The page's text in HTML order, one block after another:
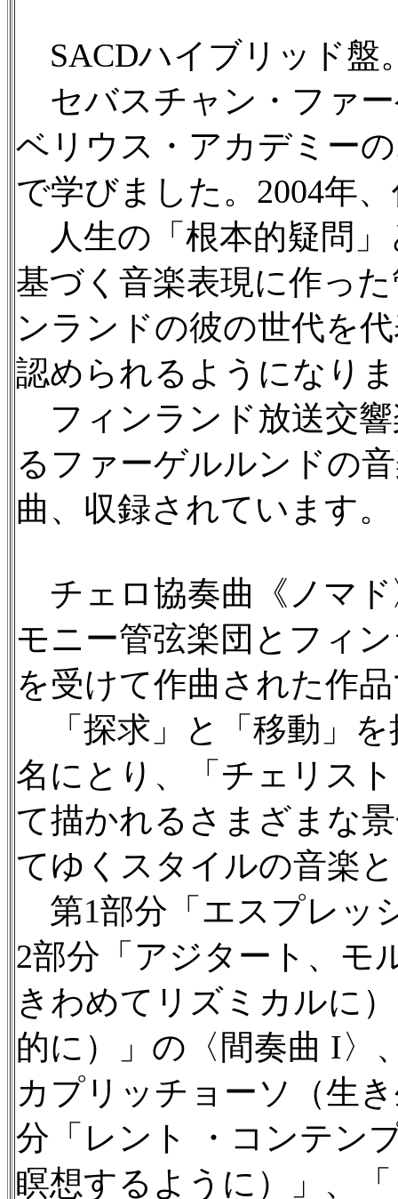
SACDハイブリッド盤
セバスチャン・ファー
ベリウス・アカデミー
で学びました。2004年
人生の「根本的疑問」
基づく音楽表現に作っ
ンランドの彼の世代を
認められるようになり
フィンランド放送交
るファーゲルルンドの
曲、収録されています。
チェロ協奏曲《ノマド
モニー管弦楽団とフィ
を受けて作曲された作
「探求」と「移動」を
名にとり、「チェリス
て描かれるさまざまな
てゆくスタイルの音楽
第1部分「エスプレッ
2部分「アジタート、モ
きわめてリズミカルに
的に）」の〈間奏曲 I〉
カプリッチョーソ（生
分「レント ・コンテン
瞑想するように）」、